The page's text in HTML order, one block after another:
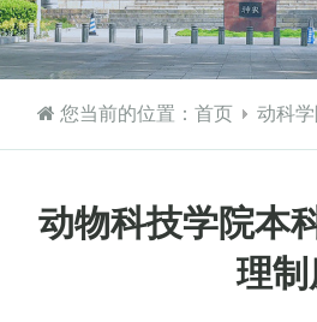
您当前的位置：首页 动科
动物科技学院本
理制